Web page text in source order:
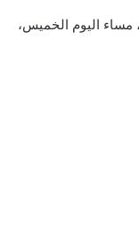
مساء اليوم الخميس،